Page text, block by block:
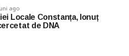
ago
Locale Constanța, Ionuț
de DNA